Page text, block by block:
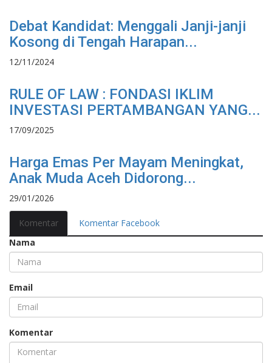
Debat Kandidat: Menggali Janji-janji
Kosong di Tengah Harapan...
12/11/2024
RULE OF LAW : FONDASI IKLIM
INVESTASI PERTAMBANGAN YANG...
17/09/2025
Harga Emas Per Mayam Meningkat,
Anak Muda Aceh Didorong...
29/01/2026
Komentar
Komentar Facebook
Nama
Email
Komentar